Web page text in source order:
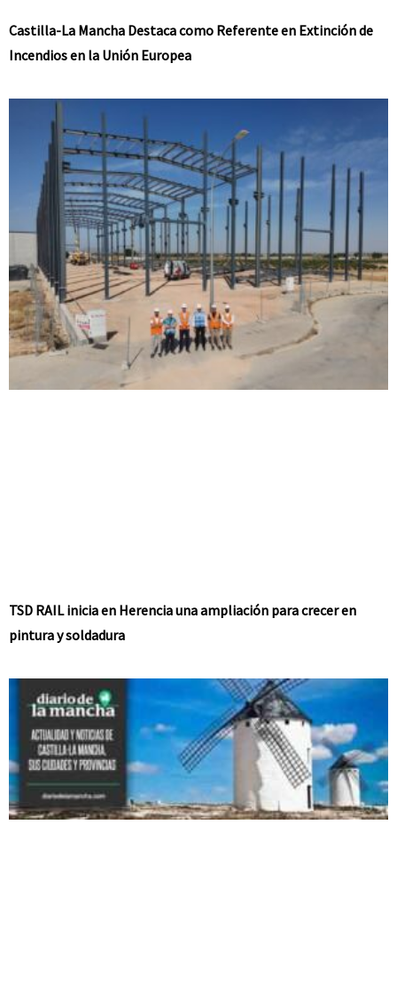
Castilla-La Mancha Destaca como Referente en Extinción de
Incendios en la Unión Europea
TSD RAIL inicia en Herencia una ampliación para crecer en
pintura y soldadura